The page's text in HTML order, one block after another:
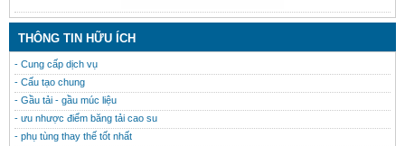
THÔNG TIN HỮU ÍCH
- Cung cấp dịch vụ
- Cấu tạo chung
- Gầu tải - gầu múc liệu
- ưu nhược điểm băng tải cao su
- phụ tùng thay thế tốt nhất